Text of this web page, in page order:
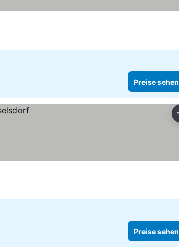
Preise sehen
Preise sehen